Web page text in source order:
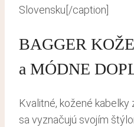
Slovensku[/caption]
BAGGER
a MÓDNE
Kvalitné, kožené kabelky
sa vyznačujú svojím